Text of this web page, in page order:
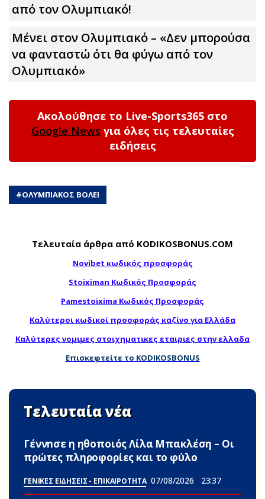
από τον Ολυμπιακό!
Μένει στον Ολυμπιακό – «Δεν μπορούσα
να φανταστώ ότι θα φύγω από τον
Ολυμπιακό»
Ακολούθησε το Live-Sports365 στο
Google News για όλες τις τελευταίες
ειδήσεις
#ΟΛΥΜΠΙΑΚΟΣ ΒΟΛΕΙ
Τελευταία άρθρα από KODIKOSBONUS.COM
Novibet κωδικός προσφοράς
Stoiximan Κωδικός Προσφοράς
Pamestoixima Κωδικός Προσφοράς
Καλύτεροι κωδικοί προσφοράς καζίνο για Ελλάδα
Καλύτερες νομιμες στοιχηματικες εταιριες στην ελλαδα
Επισκεφτείτε το KODIKOSBONUS
Τελευταία νέα
Γέννnσε η ηθοποιός Λίλα Μπακλέση – Οι
πρώτες πληροφορίες και το φύλο
ΓΕΝΙΚΕΣ ΕΙΔΗΣΕΙΣ - ΕΠΙΚΑΙΡΟΤΗΤΑ 07/08/2026 23:37